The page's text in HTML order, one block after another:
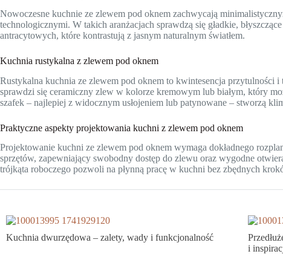
Nowoczesne kuchnie ze zlewem pod oknem zachwycają
technologicznymi. W takich aranżacjach sprawdzą się gładkie,
antracytowych, które kontrastują z jasnym naturalnym światłem.
Kuchnia rustykalna z zlewem pod oknem
Rustykalna kuchnia ze zlewem pod oknem to kwintesencja przytulności
sprawdzi się ceramiczny zlew w kolorze kremowym lub białym, który
szafek – najlepiej z widocznym usłojeniem lub patynowane – stworzą
Praktyczne aspekty projektowania kuchni z zlewem pod oknem
Projektowanie kuchni ze zlewem pod oknem wymaga dokładnego
sprzętów, zapewniający swobodny dostęp do zlewu oraz wygodne
trójkąta roboczego pozwoli na płynną pracę w kuchni bez zbędnych
Kuchnia dwurzędowa – zalety, wady i funkcjonalność
i